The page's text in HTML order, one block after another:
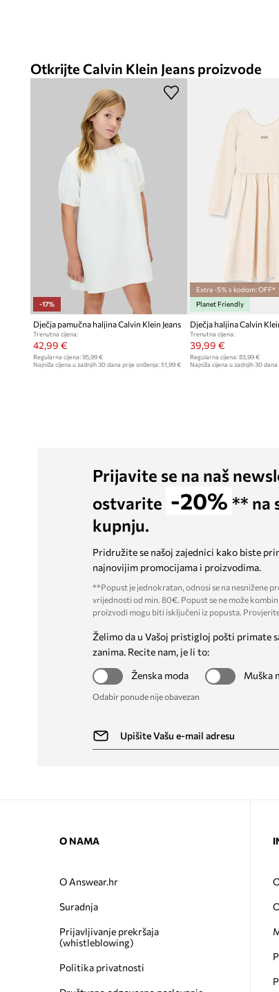
Otkrijte Calvin Klein Jeans proizvode
-17%
Dječja pamučna haljina Calvin Klein Jeans
Trenutna cijena:
42,99 €
Regularna cijena: 95,99 €
Najniža cijena u zadnjih 30 dana prije sniženja: 51,99 €
Extra -5% s kodom: OFF*
Planet Friendly
Dječja haljina Calvin
Trenutna cijena:
39,99 €
Regularna cijena:83,99 €
Najniža cijena u zadnjih 30
Prijavite se na naš
ostvarite -20% ** na
kupnju.
Pridružite se našoj zajednici kako biste
najnovijim promocijama i proizvodima.
**Popust je jednokratan, odnosi se na nesnižene
vrijednosti od min. 80€. Popust se ne može
proizvodi mogu biti isključeni iz popusta.
Želimo da u Vašoj pristigloj pošti primate
zanima. Recite nam, je li to:
Ženska moda
Muška
Odabir ponude nije obavezan
O NAMA
O Answear.hr
Suradnja
Prijavljivanje prekršaja
(whistleblowing)
Politika privatnosti